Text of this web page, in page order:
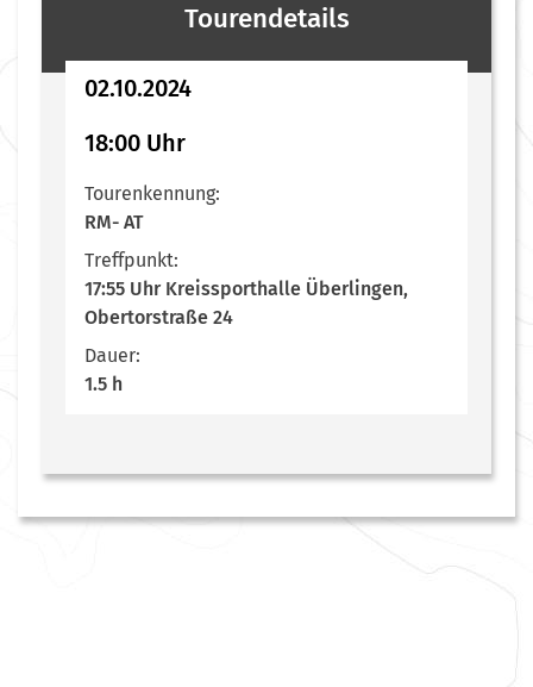
Tourendetails
02.10.2024
18:00 Uhr
Tourenkennung:
RM- AT
Treffpunkt:
17:55 Uhr Kreissporthalle Überlingen,
Obertorstraße 24
Dauer:
1.5 h